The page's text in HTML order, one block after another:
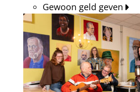
Gewoon geld geven